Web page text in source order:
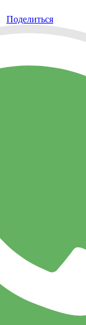
Поделиться